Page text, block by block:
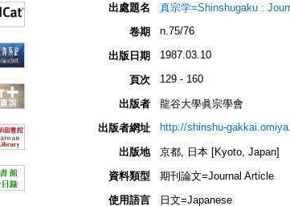
出處題名
真宗学=Shinshugaku :
卷期
n.75/76
出版日期 1987.03.10
頁次 129 - 160
出版者
龍谷大學眞宗學會
出版者網址
http://shinshu-
出版地
京都, 日本 [Kyoto, Japan]
資料類型
期刊論文=Journal Article
使用語言
日文=Japanese